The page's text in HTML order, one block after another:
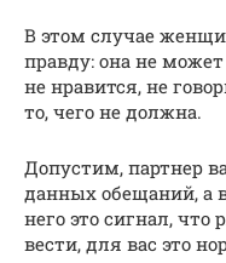
В этом случае
правду: она не может
не нравится, не
то, чего не должна.
Допустим, партнер
данных обещаний, а
него это сигнал,
вести, для вас это